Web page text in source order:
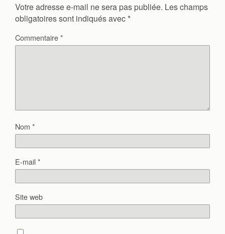
Votre adresse e-mail ne sera pas publiée. Les champs
obligatoires sont indiqués avec *
Commentaire*
Nom *
E-mail*
Site web